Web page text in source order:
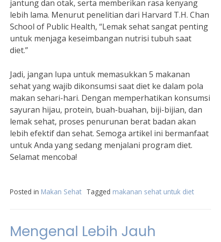
jantung dan otak, serta memberikan rasa kenyang
lebih lama. Menurut penelitian dari Harvard T.H. Chan
School of Public Health, “Lemak sehat sangat penting
untuk menjaga keseimbangan nutrisi tubuh saat
diet.”
Jadi, jangan lupa untuk memasukkan 5 makanan
sehat yang wajib dikonsumsi saat diet ke dalam pola
makan sehari-hari. Dengan memperhatikan konsumsi
sayuran hijau, protein, buah-buahan, biji-bijian, dan
lemak sehat, proses penurunan berat badan akan
lebih efektif dan sehat. Semoga artikel ini bermanfaat
untuk Anda yang sedang menjalani program diet.
Selamat mencoba!
Posted in Makan Sehat Tagged makanan sehat untuk diet
Mengenal Lebih Jauh